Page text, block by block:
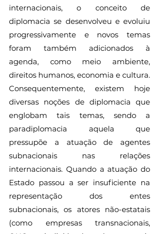
internacionais, o conceito de
diplomacia se desenvolveu e evoluiu
progressivamente e novos temas
foram também adicionados à
agenda, como meio ambiente,
direitos humanos, economia e cultura.
Consequentemente, existem hoje
diversas noções de diplomacia que
englobam tais temas, sendo a
paradiplomacia aquela que
pressupõe a atuação de agentes
subnacionais nas relações
internacionais. Quando a atuação do
Estado passou a ser insuficiente na
representação dos entes
subnacionais, os atores não-estatais
(como empresas transnacionais,